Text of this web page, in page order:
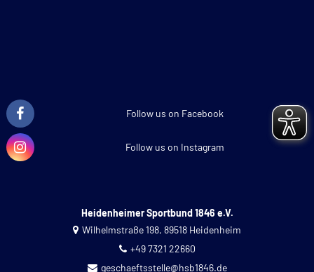
Follow us on Facebook
Follow us on Instagram
Heidenheimer Sportbund 1846 e.V.
Wilhelmstraße 198, 89518 Heidenheim
+49 7321 22660
geschaeftsstelle@hsb1846.de